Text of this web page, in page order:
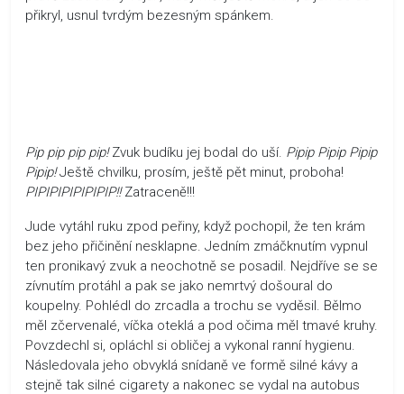
přikryl, usnul tvrdým bezesným spánkem.
Pip pip pip pip!Zvuk budíku jej bodal do uší. Pipip Pipip Pipip
Pipip!Ještě chvilku, prosím, ještě pět minut, proboha!
PIPIPIPIPIPIPIP!!Zatraceně!!!
Jude vytáhl ruku zpod peřiny, když pochopil, že ten krám
bez jeho přičinění nesklapne. Jedním zmáčknutím vypnul
ten pronikavý zvuk a neochotně se posadil. Nejdříve se se
zívnutím protáhl a pak se jako nemrtvý došoural do
koupelny. Pohlédl do zrcadla a trochu se vyděsil. Bělmo
měl zčervenalé, víčka oteklá a pod očima měl tmavé kruhy.
Povzdechl si, opláchl si obličej a vykonal ranní hygienu.
Následovala jeho obvyklá snídaně ve formě silné kávy a
stejně tak silné cigarety a nakonec se vydal na autobus